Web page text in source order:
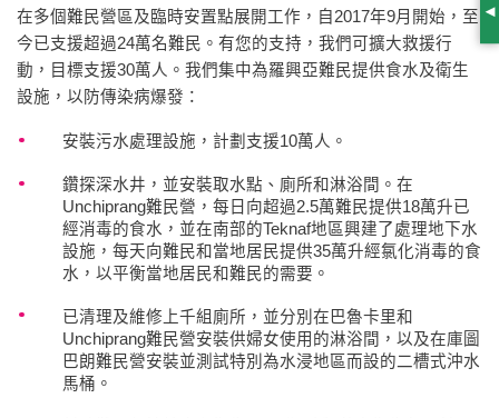
在多個難民營區及臨時安置點展開工作，自2017年9月開始，至
今已支援超過24萬名難民。有您的支持，我們可擴大救援行
動，目標支援30萬人。我們集中為羅興亞難民提供食水及衛生
設施，以防傳染病爆發：
安裝污水處理設施，計劃支援10萬人。
鑽探深水井，並安裝取水點、廁所和淋浴間。在
Unchiprang難民營，每日向超過2.5萬難民提供18萬升已
經消毒的食水，並在南部的Teknaf地區興建了處理地下水
設施，每天向難民和當地居民提供35萬升經氯化消毒的食
水，以平衡當地居民和難民的需要。
已清理及維修上千組廁所，並分別在巴魯卡里和
Unchiprang難民營安裝供婦女使用的淋浴間，以及在庫圖
巴朗難民營安裝並測試特別為水浸地區而設的二槽式沖水
馬桶。